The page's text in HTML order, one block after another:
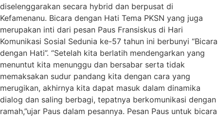
diselenggarakan secara hybrid dan berpusat di
Kefamenanu. Bicara dengan Hati Tema PKSN yang juga
merupakan inti dari pesan Paus Fransiskus di Hari
Komunikasi Sosial Sedunia ke-57 tahun ini berbunyi “Bicara
dengan Hati”. “Setelah kita berlatih mendengarkan yang
menuntut kita menunggu dan bersabar serta tidak
memaksakan sudur pandang kita dengan cara yang
merugikan, akhirnya kita dapat masuk dalam dinamika
dialog dan saling berbagi, tepatnya berkomunikasi dengan
ramah,”ujar Paus dalam pesannya. Pesan Paus untuk bicara